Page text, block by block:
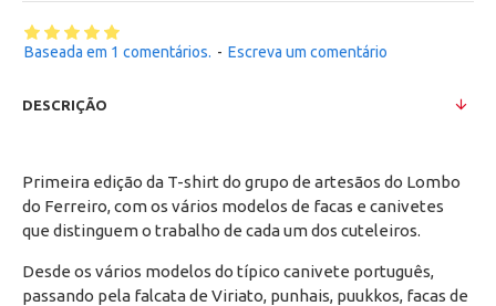
Baseada em 1 comentários. - Escreva um comentário
DESCRIÇÃO
Primeira edição da T-shirt do grupo de artesãos do Lombo
do Ferreiro, com os vários modelos de facas e canivetes
que distinguem o trabalho de cada um dos cuteleiros.
Desde os vários modelos do típico canivete português,
passando pela falcata de Viriato, punhais, puukkos, facas de